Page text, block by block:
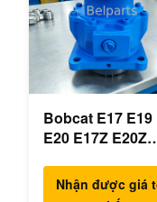
Bobcat E17 E19
E20 E17Z E20Z
Reducer
7024419 Cho
Nhận được giá